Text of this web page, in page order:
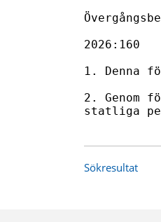
2026:160
1. Denna
2. Genom
statliga
Sökresultat